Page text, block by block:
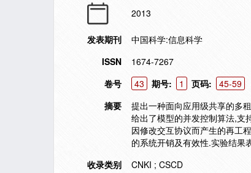
2013
发表期刊
中国科学:信息科学
ISSN
1674-7267
卷号
43 期号: 1 页码:
45-59
摘要
提出一种面向应用级共享的多
给出了模型的并发控制算法,支
因修改交互协议而产生的再工
的系统开销及有效性.实验结果
收录类别
CNKI ; CSCD